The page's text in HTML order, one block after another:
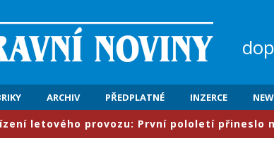
ARCHIV PŘEDPLATNÉ INZERCE
provozu: První pololetí přineslo na